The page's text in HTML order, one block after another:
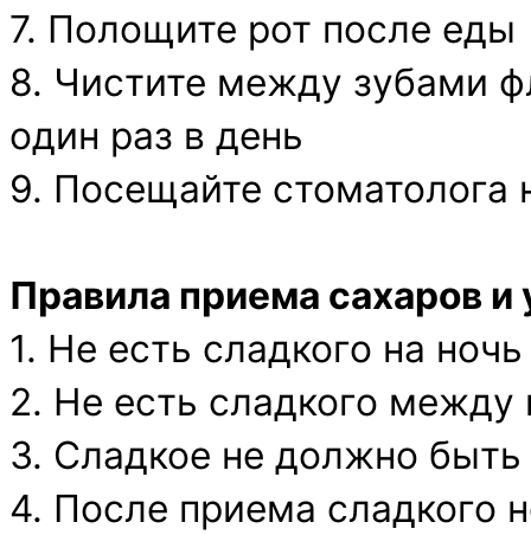
7. Полощите рот после еды
8. Чистите между зубами
один раз в день
9. Посещайте стоматолога
Правила приема сахаров и
1. Не есть сладкого на ночь
2. Не есть сладкого
3. Сладкое не должно
4. После приема сладкого